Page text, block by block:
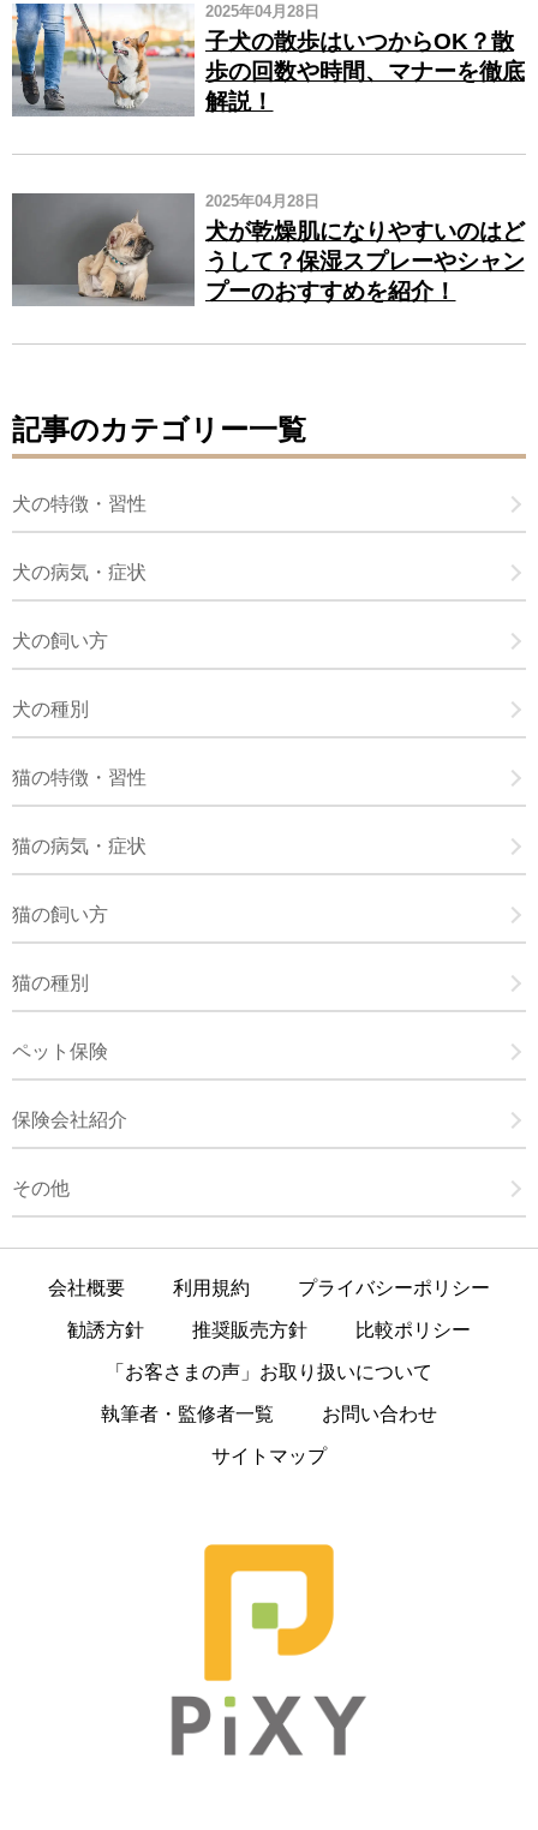
2025年04月28日
子犬の散歩はいつからOK？散
歩の回数や時間、マナーを徹底
解説！
2025年04月28日
犬が乾燥肌になりやすいのはど
うして？保湿スプレーやシャン
プーのおすすめを紹介！
記事のカテゴリー一覧
犬の特徴・習性
犬の病気・症状
犬の飼い方
犬の種別
猫の特徴・習性
猫の病気・症状
猫の飼い方
猫の種別
ペット保険
保険会社紹介
その他
会社概要 利用規約 プライバシーポリシー
勧誘方針 推奨販売方針 比較ポリシー
「お客さまの声」お取り扱いについて
執筆者・監修者一覧 お問い合わせ
サイトマップ